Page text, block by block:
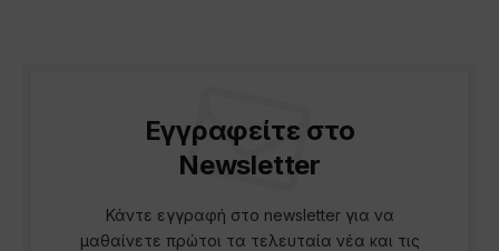
Εγγραφείτε στο
Newsletter
Κάντε εγγραφή στο newsletter για να
μαθαίνετε πρώτοι τα τελευταία νέα και τις